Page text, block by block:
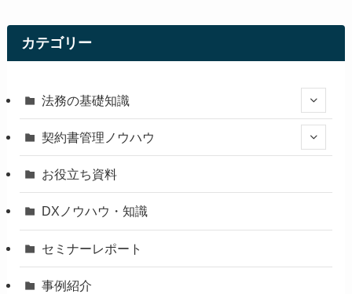
カテゴリー
法務の基礎知識
契約書管理ノウハウ
お役立ち資料
DXノウハウ・知識
セミナーレポート
事例紹介